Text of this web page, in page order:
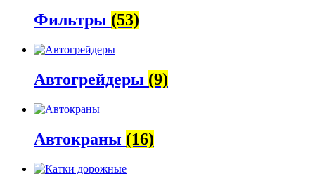
Фильтры (53)
Автогрейдеры (9)
Автокраны (16)